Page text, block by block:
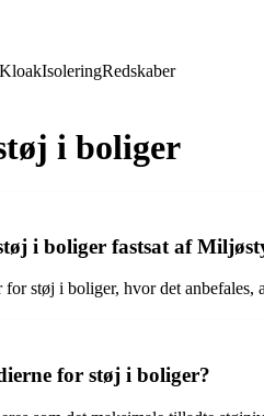
KloakIsoleringRedskaber
i boliger
i boliger fastsat af
støj i boliger, hvor det
for støj i boliger?